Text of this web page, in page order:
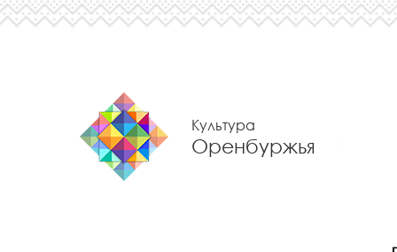
Культура
Оренбуржья